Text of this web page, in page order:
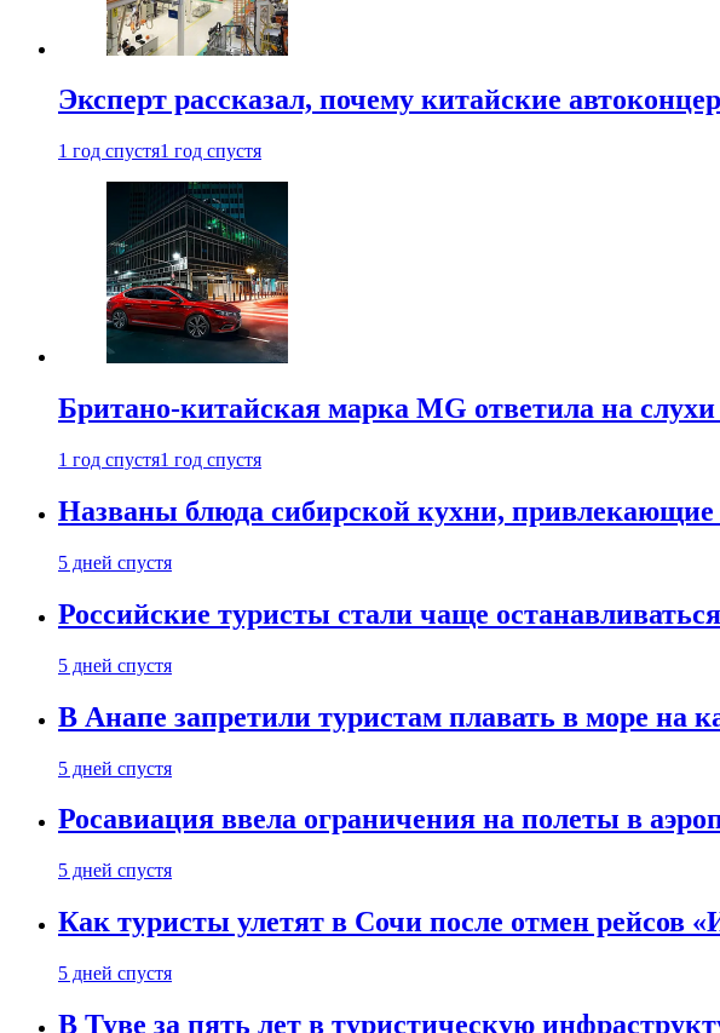
Эксперт рассказал, почему китайские
1 год спустя1 год спустя
Британо-китайская марка MG ответила на слухи
1 год спустя1 год спустя
Названы блюда сибирской кухни, привлекающие
5 дней спустя
Российские туристы стали чаще
5 дней спустя
В Анапе запретили туристам плавать в море на
5 дней спустя
Росавиация ввела ограничения на полеты в
5 дней спустя
Как туристы улетят в Сочи после отмен рейсов
5 дней спустя
В Туве за пять лет в туристическую